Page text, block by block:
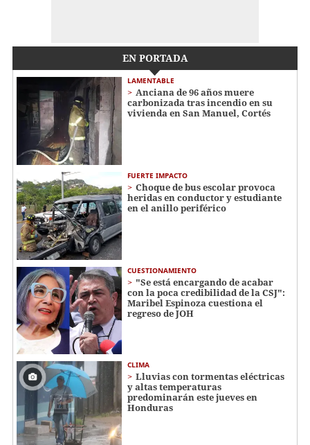
EN PORTADA
LAMENTABLE
Anciana de 96 años muere
carbonizada tras incendio en su
vivienda en San Manuel, Cortés
FUERTE IMPACTO
Choque de bus escolar provoca
heridas en conductor y estudiante
en el anillo periférico
CUESTIONAMIENTO
"Se está encargando de acabar
con la poca credibilidad de la CSJ":
Maribel Espinoza cuestiona el
regreso de JOH
CLIMA
Lluvias con tormentas eléctricas
y altas temperaturas
predominarán este jueves en
Honduras